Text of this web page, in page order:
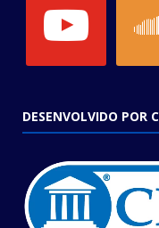
DESENVOLVIDO POR